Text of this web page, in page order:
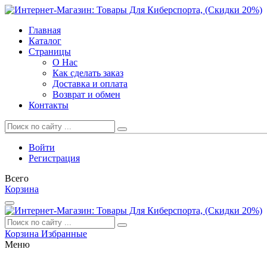
Главная
Каталог
Страницы
О Нас
Как сделать заказ
Доставка и оплата
Возврат и обмен
Контакты
Войти
Регистрация
Всего
Корзина
Корзина Избранные
Меню